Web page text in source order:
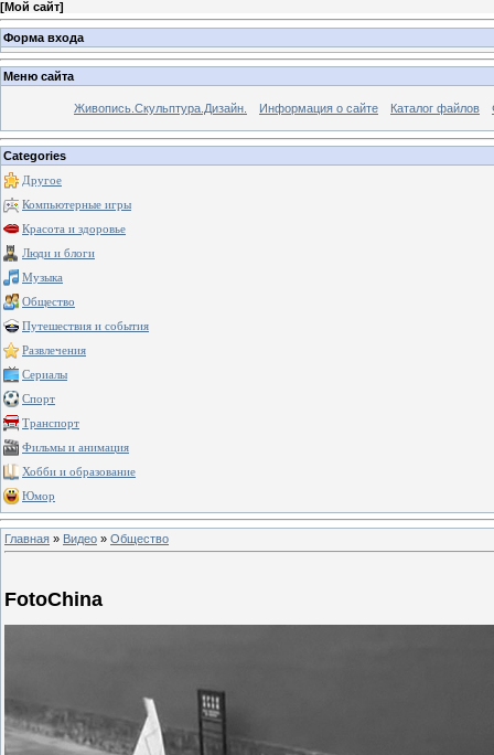
[Мой сайт]
Форма входа
Меню сайта
Живопись.Скульптура.Дизайн. Информация о сайте Каталог файлов
Categories
Другое
Компьютерные игры
Красота и здоровье
Люди и блоги
Музыка
Общество
Путешествия и события
Развлечения
Сериалы
Спорт
Транспорт
Фильмы и анимация
Хобби и образование
Юмор
Главная » Видео » Общество
FotoChina